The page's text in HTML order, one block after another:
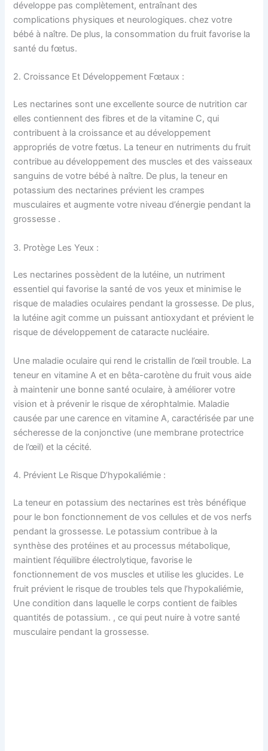
développe pas complètement, entraînant des
complications physiques et neurologiques. chez votre
bébé à naître. De plus, la consommation du fruit favorise la
santé du fœtus.
2. Croissance Et Développement Fœtaux :
Les nectarines sont une excellente source de nutrition car
elles contiennent des fibres et de la vitamine C, qui
contribuent à la croissance et au développement
appropriés de votre fœtus. La teneur en nutriments du fruit
contribue au développement des muscles et des vaisseaux
sanguins de votre bébé à naître. De plus, la teneur en
potassium des nectarines prévient les crampes
musculaires et augmente votre niveau d’énergie pendant la
grossesse .
3. Protège Les Yeux :
Les nectarines possèdent de la lutéine, un nutriment
essentiel qui favorise la santé de vos yeux et minimise le
risque de maladies oculaires pendant la grossesse. De plus,
la lutéine agit comme un puissant antioxydant et prévient le
risque de développement de cataracte nucléaire.
Une maladie oculaire qui rend le cristallin de l’œil trouble. La
teneur en vitamine A et en bêta-carotène du fruit vous aide
à maintenir une bonne santé oculaire, à améliorer votre
vision et à prévenir le risque de xérophtalmie. Maladie
causée par une carence en vitamine A, caractérisée par une
sécheresse de la conjonctive (une membrane protectrice
de l’œil) et la cécité.
4. Prévient Le Risque D’hypokaliémie :
La teneur en potassium des nectarines est très bénéfique
pour le bon fonctionnement de vos cellules et de vos nerfs
pendant la grossesse. Le potassium contribue à la
synthèse des protéines et au processus métabolique,
maintient l’équilibre électrolytique, favorise le
fonctionnement de vos muscles et utilise les glucides. Le
fruit prévient le risque de troubles tels que l’hypokaliémie,
Une condition dans laquelle le corps contient de faibles
quantités de potassium. , ce qui peut nuire à votre santé
musculaire pendant la grossesse.